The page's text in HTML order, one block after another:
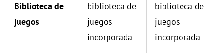
Biblioteca de
juegos
biblioteca de
juegos
incorporada
biblioteca de
juegos
incorporada